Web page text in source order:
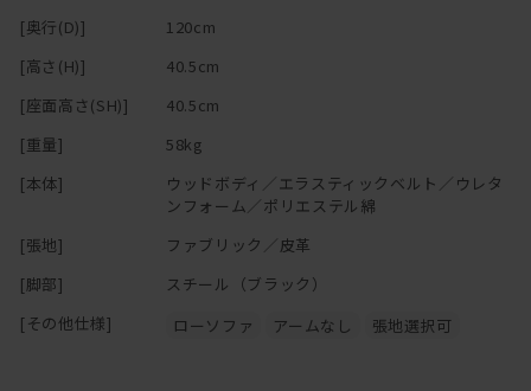
[奥行(D)]
120cm
[高さ(H)]
40.5cm
[座面高さ(SH)]
40.5cm
[重量]
58kg
[本体]
ウッドボディ／エラスティックベルト／ウレタ
ンフォーム／ポリエステル綿
[張地]
ファブリック／皮革
[脚部]
スチール（ブラック）
[その他仕様]
ローソファ アームなし 張地選択可